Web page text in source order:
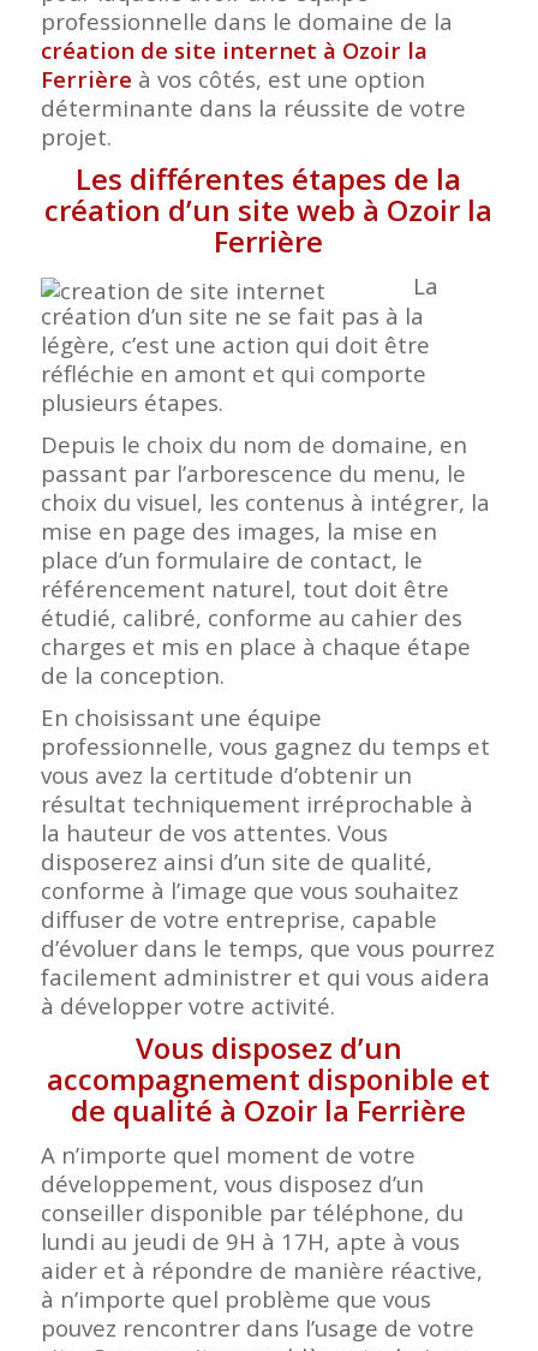
professionnelle dans le domaine de la
création de site internet à Ozoir la
Ferrière à vos côtés, est une option
déterminante dans la réussite de votre
projet.
Les différentes étapes de la
création d’un site web à Ozoir la
Ferrière
La
création d’un site ne se fait pas à la
légère, c’est une action qui doit être
réfléchie en amont et qui comporte
plusieurs étapes.
Depuis le choix du nom de domaine, en
passant par l’arborescence du menu, le
choix du visuel, les contenus à intégrer, la
mise en page des images, la mise en
place d’un formulaire de contact, le
référencement naturel, tout doit être
étudié, calibré, conforme au cahier des
charges et mis en place à chaque étape
de la conception.
En choisissant une équipe
professionnelle, vous gagnez du temps et
vous avez la certitude d’obtenir un
résultat techniquement irréprochable à
la hauteur de vos attentes. Vous
disposerez ainsi d’un site de qualité,
conforme à l’image que vous souhaitez
diffuser de votre entreprise, capable
d’évoluer dans le temps, que vous pourrez
facilement administrer et qui vous aidera
à développer votre activité.
Vous disposez d’un
accompagnement disponible et
de qualité à Ozoir la Ferrière
A n’importe quel moment de votre
développement, vous disposez d’un
conseiller disponible par téléphone, du
lundi au jeudi de 9H à 17H, apte à vous
aider et à répondre de manière réactive,
à n’importe quel problème que vous
pouvez rencontrer dans l’usage de votre